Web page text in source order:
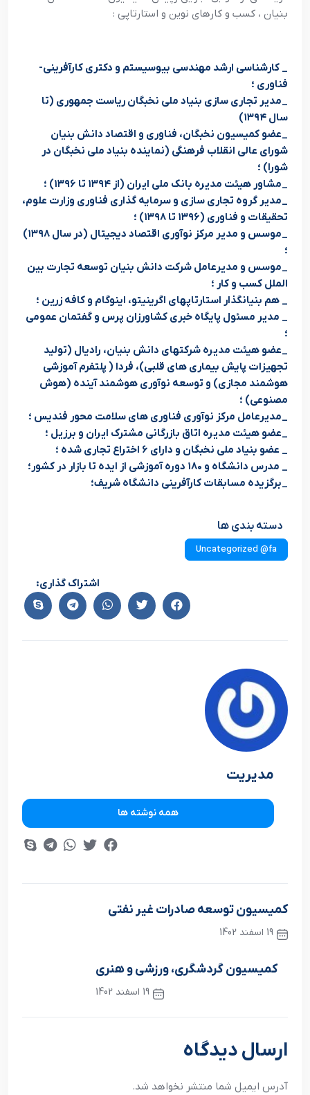
بنیان ، کسب و کارهای نوین و استارتاپی :
_ کارشناسی ارشد مهندسی بیوسیستم و دکتری کارآفرینی-
فناوری ؛
_مدیر تجاری سازی بنیاد ملی نخبگان ریاست جمهوری (تا
سال ۱۳۹۴)
_عضو کمیسیون نخبگان، فناوری و اقتصاد دانش بنیان
شورای عالی انقلاب فرهنگی (نماینده بنیاد ملی نخبگان در
شورا) ؛
_مشاور هیئت مدیره بانک ملی ایران (از ۱۳۹۴ تا ۱۳۹۶) ؛
_مدیر گروه تجاری سازی و سرمایه گذاری فناوری وزارت علوم،
تحقیقات و فناوری (۱۳۹۶ تا ۱۳۹۸) ؛
_موسس و مدیر مرکز نوآوری اقتصاد دیجیتال (در سال ۱۳۹۸)
؛
_موسس و مدیرعامل شرکت دانش بنیان توسعه تجارت بین
الملل کسب و کار ؛
_ هم بنیانگذار استارتاپهای اگرینیتو، اینوگام و کافه زرین ؛
_ مدیر مسئول پایگاه خبری کشاورزان پرس و گفتمان عمومی
؛
_عضو هیئت مدیره شرکتهای دانش بنیان، رادیال (تولید
تجهیزات پایش بیماری های قلبی)، فردا ( پلتفرم آموزشی
هوشمند مجازی) و توسعه نوآوری هوشمند آینده (هوش
مصنوعی) ؛
_مدیرعامل مرکز نوآوری فناوری های سلامت محور فندیس ؛
_عضو هیئت مدیره اتاق بازرگانی مشترک ایران و برزیل ؛
_ عضو بنیاد ملی نخبگان و دارای ۶ اختراع تجاری شده ؛
_ مدرس دانشگاه و ۱۸۰ دوره آموزشی از ایده تا بازار در کشور؛
_برگزیده مسابقات کارآفرینی دانشگاه شریف؛
دسته بندی ها
Uncategorized @fa
اشتراک گذاری:
مدیریت
همه نوشته ها
کمیسیون توسعه صادرات غیر نفتی
19 اسفند 1402
کمیسیون گردشگری، ورزشی و هنری
19 اسفند 1402
نوشته بعدی
ارسال دیدگاه
آدرس ایمیل شما منتشر نخواهد شد.